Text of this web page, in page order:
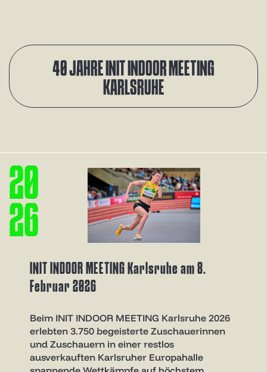
40 JAHRE INIT INDOOR MEETING
KARLSRUHE
20
26
INIT INDOOR MEETING Karlsruhe am 8.
Februar 2026
Beim INIT INDOOR MEETING Karlsruhe 2026
erlebten 3.750 begeisterte Zuschauerinnen
und Zuschauern in einer restlos
ausverkauften Karlsruher Europahalle